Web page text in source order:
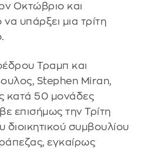
Οκτώβριο και
υπάρξει μια τρίτη
Τραμπ και
Stephen Miran,
κατά 50 μονάδες
επισήμως την Τρίτη
συμβουλίου
εγκαίρως